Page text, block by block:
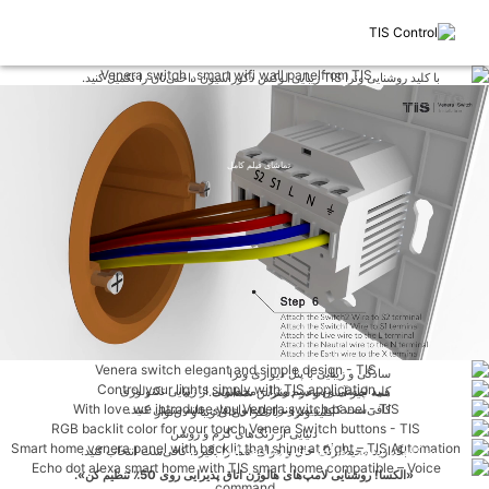
با کلید روشنایی ونرا TIS زیبایی لوکس دکوراسیون داخلی‌تان را تکمیل کنید.
تماشای فیلم کامل
سادگی و زیبایی با پنل دیواری ونرا
کلید لمسی و بی‌سیم ونرا – محصولی از زیبایی تکنولوژی
همه چیز آسان و در دسترس شماست.
کافی‌ست کلید دیمر ونرا را به وای‌فای خانه متصل کنید.
کلید ونرا – با طراحی‌ای زیبا و دل‌نواز
دنیایی از رنگ‌های گرم و روشن
بگذارید محیط رنگ حال و هوای شما را بگیرد. کافی‌ست انتخاب کنید.
این کلید در تاریکی به‌راحتی قابل تشخیص است.
روشنایی LED صفحه این کلید به زیبایی در تاریکی می‌درخشد، بنابراین شما به
راحتی و بدون هیچ زحمتی می‌توانید آن را پیدا کنید.
«الکسا! روشنایی لامپ‌های هالوژن اتاق پذیرایی روی 50٪ تنظیم کن».